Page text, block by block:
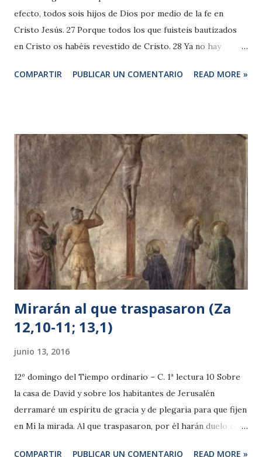
efecto, todos sois hijos de Dios por medio de la fe en
Cristo Jesús. 27 Porque todos los que fuisteis bautizados
en Cristo os habéis revestido de Cristo. 28 Ya no hay
entre varón y mujer, porque todos vosotros sois uno solo
dada por Dios como «pedagogo» —el criado que en
tiempos de Pablo estaba para cuidar de los niños y llevarlos
a la escuela— para guiar a los hombres a Cristo (vv. 23-25).
Con la redención de Jesucristo (v. 26), el hombre alcanza su
mayoría de edad y con ella se ve libre del pedagogo. Por la
fe en Cristo y mediante el Bautismo se hace hijo de Dios y
se reviste de Cristo (v. 27), «no de cualquier hermosura o de
cualquier valor —glosa San Juan de Ávila—, sino del mismo
Jes...
COMPARTIR PUBLICAR UN COMENTARIO READ MORE »
Mirarán al que traspasaron (Za
12,10-11; 13,1)
junio 13, 2016
12º domingo del Tiempo ordinario – C. 1ª lectura 10 Sobre
la casa de David y sobre los habitantes de Jerusalén
derramaré un espíritu de gracia y de plegaria para que fijen
en Mí la mirada. Al que traspasaron, por él harán duelo con
COMPARTIR PUBLICAR UN COMENTARIO READ MORE »